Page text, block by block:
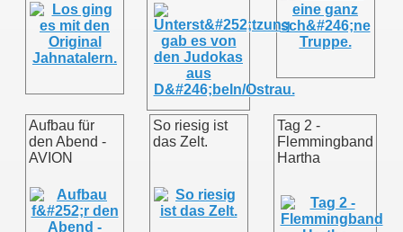
Aufbau für
den Abend -
AVION
So riesig ist
das Zelt.
Tag 2 -
Flemmingband
Hartha